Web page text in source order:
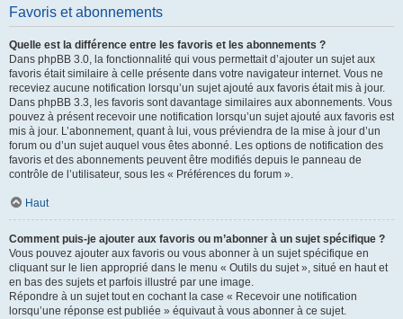
Favoris et abonnements
Quelle est la différence entre les favoris et les abonnements ?
Dans phpBB 3.0, la fonctionnalité qui vous permettait d’ajouter un sujet aux
favoris était similaire à celle présente dans votre navigateur internet. Vous ne
receviez aucune notification lorsqu’un sujet ajouté aux favoris était mis à jour.
Dans phpBB 3.3, les favoris sont davantage similaires aux abonnements. Vous
pouvez à présent recevoir une notification lorsqu’un sujet ajouté aux favoris est
mis à jour. L’abonnement, quant à lui, vous préviendra de la mise à jour d’un
forum ou d’un sujet auquel vous êtes abonné. Les options de notification des
favoris et des abonnements peuvent être modifiés depuis le panneau de
contrôle de l’utilisateur, sous les « Préférences du forum ».
Haut
Comment puis-je ajouter aux favoris ou m’abonner à un sujet spécifique ?
Vous pouvez ajouter aux favoris ou vous abonner à un sujet spécifique en
cliquant sur le lien approprié dans le menu « Outils du sujet », situé en haut et
en bas des sujets et parfois illustré par une image.
Répondre à un sujet tout en cochant la case « Recevoir une notification
lorsqu’une réponse est publiée » équivaut à vous abonner à ce sujet.